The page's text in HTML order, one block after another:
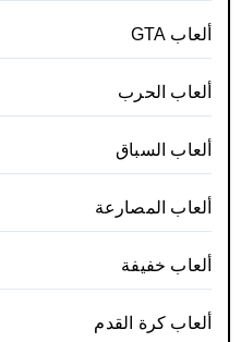
ألعاب GTA
ألعاب الحرب
ألعاب السباق
ألعاب المصارعة
ألعاب خفيفة
ألعاب كرة القدم